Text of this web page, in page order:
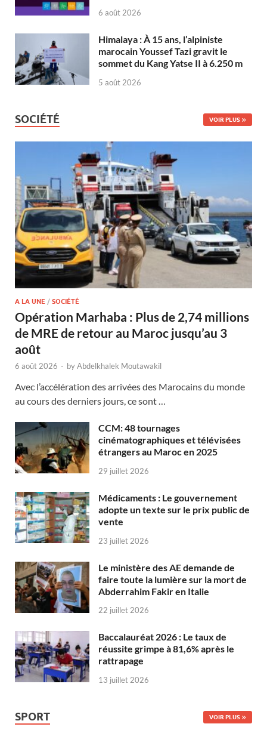
6 août 2026
Himalaya : À 15 ans, l’alpiniste
marocain Youssef Tazi gravit le
sommet du Kang Yatse II à 6.250 m
5 août 2026
SOCIÉTÉ VOIR PLUS
A LA UNE / SOCIÉTÉ
Opération Marhaba : Plus de 2,74 millions
de MRE de retour au Maroc jusqu’au 3
août
6 août 2026 - byAbdelkhalek Moutawakil
Avec l’accélération des arrivées des Marocains du monde
au cours des derniers jours, ce sont …
CCM: 48 tournages
cinématographiques et télévisées
étrangers au Maroc en 2025
29 juillet 2026
Médicaments : Le gouvernement
adopte un texte sur le prix public de
vente
23 juillet 2026
Le ministère des AE demande de
faire toute la lumière sur la mort de
Abderrahim Fakir en Italie
22 juillet 2026
Baccalauréat 2026 : Le taux de
réussite grimpe à 81,6% après le
rattrapage
13 juillet 2026
SPORT VOIR PLUS